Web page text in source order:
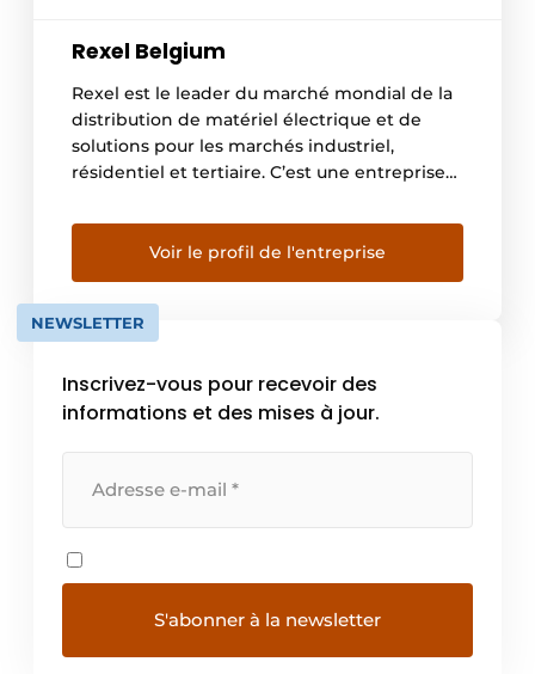
Rexel Belgium
Rexel est le leader du marché mondial de la
distribution de matériel électrique et de
solutions pour les marchés industriel,
résidentiel et tertiaire. C’est une entreprise
de produits, qui recèle les dernières
innovations en matière de matériel
électrique, d’éclairage, de multi-énergies
(bornes de recharge, panneaux solaires, …),
de sécurité, de […]
Voir le profil de l'entreprise
NEWSLETTER
Inscrivez-vous pour recevoir des
informations et des mises à jour.